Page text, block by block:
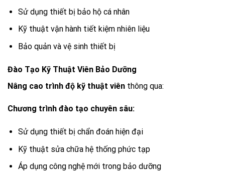
Sử dụng thiết bị bảo hộ cá nhân
Kỹ thuật vận hành tiết kiệm nhiên liệu
Bảo quản và vệ sinh thiết bị
Đào Tạo Kỹ Thuật Viên Bảo Dưỡng
Nâng cao trình độ kỹ thuật viên thông qua:
Chương trình đào tạo chuyên sâu:
Sử dụng thiết bị chẩn đoán hiện đại
Kỹ thuật sửa chữa hệ thống phức tạp
Áp dụng công nghệ mới trong bảo dưỡng